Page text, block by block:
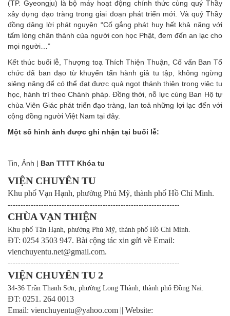
(TP. Gyeongju) là bộ máy hoạt động chính thức cùng quý Thầy
xây dựng đạo tràng trong giai đoạn phát triển mới. Và quý Thầy
đồng dâng lời phát nguyện “Cố gắng phát huy hết khả năng với
tấm lòng chân thành của người con học Phật, đem đến an lạc cho
mọi người…”
Kết thúc buổi lễ, Thượng toạ Thích Thiện Thuận, Cố vấn Ban Tổ
chức đã ban đạo từ khuyến tấn hành giả tu tập, không ngừng
siêng năng để có thể đạt được quả ngọt thánh thiện trong việc tu
học, hành trì theo Chánh pháp. Đồng thời, nỗ lực cùng Ban Hộ tự
chùa Viên Giác phát triển đạo tràng, lan toả những lợi lạc đến với
cộng đồng người Việt Nam tại đây.
Một số hình ảnh được ghi nhận tại buổi lễ:
Tin, Ảnh | Ban TTTT Khóa tu
VIỆN CHUYÊN TU
Khu phố Vạn Hạnh, phường Phú Mỹ, thành phố Hồ Chí Minh.
-------------------------------------------------------------------
CHÙA VẠN THIỆN
Khu phố Tân Hạnh, phường Phú Mỹ, thành phố Hồ Chí Minh.
ĐT: 0254 3503 947. Bài cộng tác xin gửi về Email:
vienchuyentu.net@gmail.com.
-------------------------------------------------------------------
VIỆN CHUYÊN TU 2
34-36 Trần Thanh Sơn, phường Long Thành, thành phố Đồng Nai.
ĐT: 0251. 264 0013
Email: vienchuyentu@yahoo.com || Website: